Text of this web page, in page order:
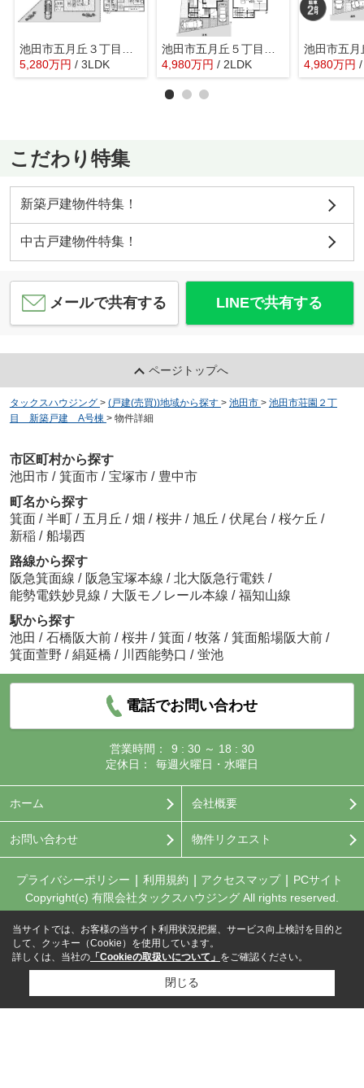
5,280万円 / 3LDK
4,980万円 / 2LDK 4,980万円
こだわり特集
新築戸建物件特集！
中古戸建物件特集！
メールで共有する LINEで共有する
ページトップへ
タックスハウジング > (戸建(売買))地域から探す > 池田市 > 池田市荘園２丁
目 新築戸建 A号棟 > 物件詳細
市区町村から探す
池田市 / 箕面市 / 宝塚市 / 豊中市
町名から探す
箕面 / 半町 / 五月丘 / 畑 / 桜井 / 旭丘 / 伏尾台 / 桜ケ丘 /
新稲 / 船場西
路線から探す
阪急箕面線 / 阪急宝塚本線 / 北大阪急行電鉄 /
能勢電鉄妙見線 / 大阪モノレール本線 / 福知山線
駅から探す
池田 / 石橋阪大前 / 桜井 / 箕面 / 牧落 / 箕面船場阪大前 /
箕面萱野 / 絹延橋 / 川西能勢口 / 蛍池
電話でお問い合わせ
営業時間：
9 : 30 ～ 18 : 30
定休日：
毎週火曜日・水曜日
ホーム 会社概要
お問い合わせ 物件リクエスト
プライバシーポリシー 利用規約 アクセスマップ
PCサイト
Copyright(c) 有限会社タックスハウジング All rights reserved.
当サイトでは、お客様の当サイト利用状況把握、サービス向上検討を目的と
して、クッキー（Cookie）を使用しています。
詳しくは、当社の 「Cookieの取扱いについて」 をご確認ください。
閉じる